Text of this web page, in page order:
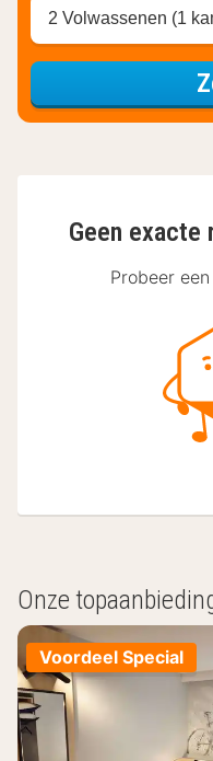
2 Volwassenen (1
Geen exacte
Probeer
Onze
Voordeel Special